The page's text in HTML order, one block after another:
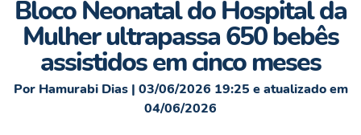
Bloco Neonatal do Hospital da
Mulher ultrapassa 650 bebês
assistidos em cinco meses
Por Hamurabi Dias | 03/06/2026 19:25 e atualizado em
04/06/2026